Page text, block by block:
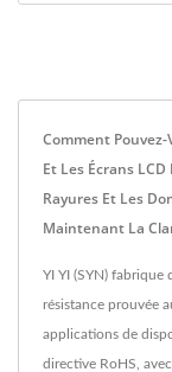
Comment
Et Les Écrans
Rayures Et Les
Maintenant La
YI YI (SYN) fabrique
résistance prouvée
applications de
directive RoHS,